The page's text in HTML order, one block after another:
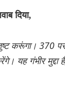
दिया,
करूंगा। 370
यह गंभीर मुद्दा